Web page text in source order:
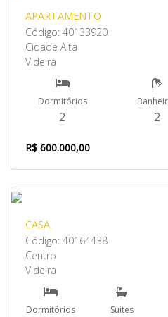
APARTAMENTO
Código: 40133920
Cidade Alta
Videira
Dormitórios
2 2
R$ 600.000,00
CASA
Código: 40164438
Centro
Videira
Dormitórios Suites